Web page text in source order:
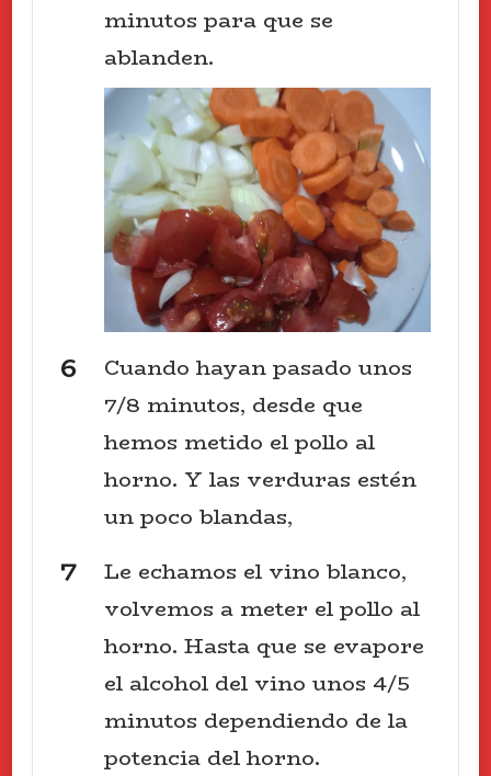
minutos para que se
ablanden.
Cuando hayan pasado unos
7/8 minutos, desde que
hemos metido el pollo al
horno. Y las verduras estén
un poco blandas,
Le echamos el vino blanco,
volvemos a meter el pollo al
horno. Hasta que se evapore
el alcohol del vino unos 4/5
minutos dependiendo de la
potencia del horno.